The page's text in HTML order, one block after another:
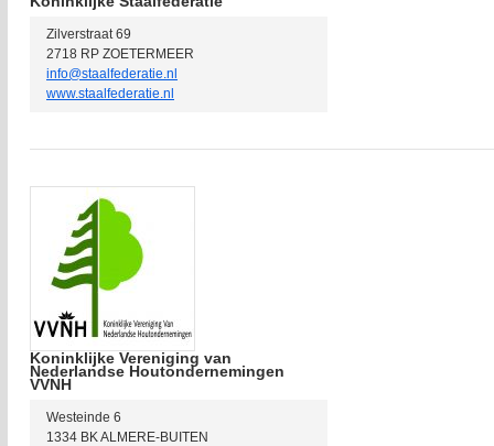
Zilverstraat 69
2718 RP ZOETERMEER
info@staalfederatie.nl
www.staalfederatie.nl
Koninklijke Vereniging van
Nederlandse Houtondernemingen
VVNH
Westeinde 6
1334 BK ALMERE-BUITEN